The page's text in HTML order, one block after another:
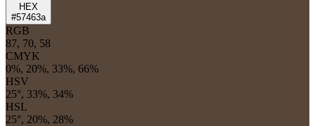
HEX
#57463a
RGB
87, 70, 58
CMYK
0%, 20%, 33%, 66%
HSV
25°, 33%, 34%
HSL
25°, 20%, 28%